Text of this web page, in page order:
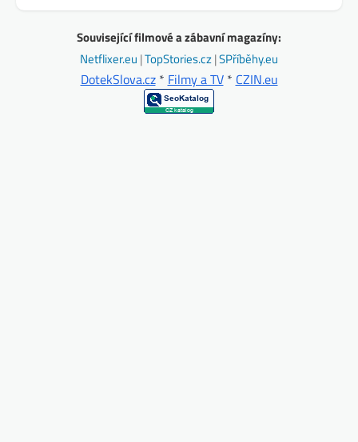
Související filmové a zábavní magazíny:
Netflixer.eu |TopStories.cz|SPříběhy.eu
DotekSlova.cz* Filmy a TV* CZIN.eu